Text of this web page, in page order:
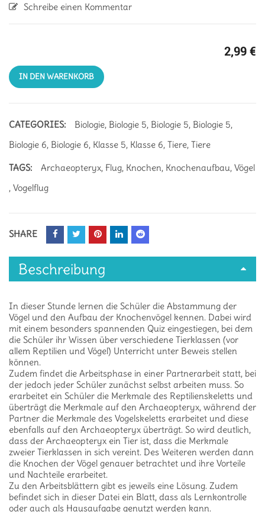
Schreibe einen Kommentar
2,99€
IN DEN WARENKORB
CATEGORIES: Biologie, Biologie 5, Biologie 5, Biologie 5,
Biologie 6, Biologie 6, Klasse 5, Klasse 6, Tiere, Tiere
TAGS: Archaeopteryx, Flug, Knochen, Knochenaufbau, Vögel
, Vogelflug
SHARE
Beschreibung
In dieser Stunde lernen die Schüler die Abstammung der
Vögel und den Aufbau der Knochenvögel kennen. Dabei wird
mit einem besonders spannenden Quiz eingestiegen, bei dem
die Schüler ihr Wissen über verschiedene Tierklassen (vor
allem Reptilien und Vögel) Unterricht unter Beweis stellen
können.
Zudem findet die Arbeitsphase in einer Partnerarbeit statt, bei
der jedoch jeder Schüler zunächst selbst arbeiten muss. So
erarbeitet ein Schüler die Merkmale des Reptilienskeletts und
überträgt die Merkmale auf den Archaeopteryx, während der
Partner die Merkmale des Vogelskeletts erarbeitet und diese
ebenfalls auf den Archaeopteryx überträgt. So wird deutlich,
dass der Archaeopteryx ein Tier ist, dass die Merkmale
zweier Tierklassen in sich vereint. Des Weiteren werden dann
die Knochen der Vögel genauer betrachtet und ihre Vorteile
und Nachteile erarbeitet.
Zu den Arbeitsblättern gibt es jeweils eine Lösung. Zudem
befindet sich in dieser Datei ein Blatt, dass als Lernkontrolle
oder auch als Hausaufgabe genutzt werden kann.